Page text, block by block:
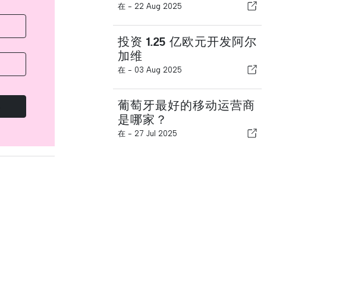
在 - 22 Aug 2025
投资 1.25 亿欧元开发阿尔
加维
在 - 03 Aug 2025
葡萄牙最好的移动运营商
是哪家？
在 - 27 Jul 2025